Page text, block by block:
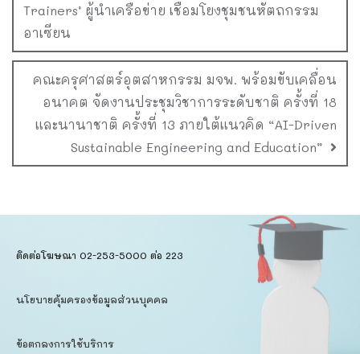
Trainers’ ผู้นำเครือข่าย เชื่อมโยงชุมชนหัตถกรรม
อาเซียน
คณะครุศาสตร์อุตสาหกรรม มจพ. พร้อมขับเคลื่อน
อนาคต จัดงานประชุมวิชาการระดับชาติ ครั้งที่ 18
และนานาชาติ ครั้งที่ 13 ภายใต้แนวคิด “AI-Driven
Sustainable Engineering and Education”
ติดต่อโฆษณา 02-253-5000​ ต่อ 223
นโยบายคุ้มครองข้อมูลส่วนบุคคล​
ข้อตกลงการใช้บริการ